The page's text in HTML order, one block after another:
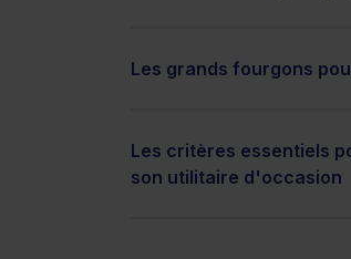
Les grands fourgons
Les critères essentiels
son utilitaire d'occasion